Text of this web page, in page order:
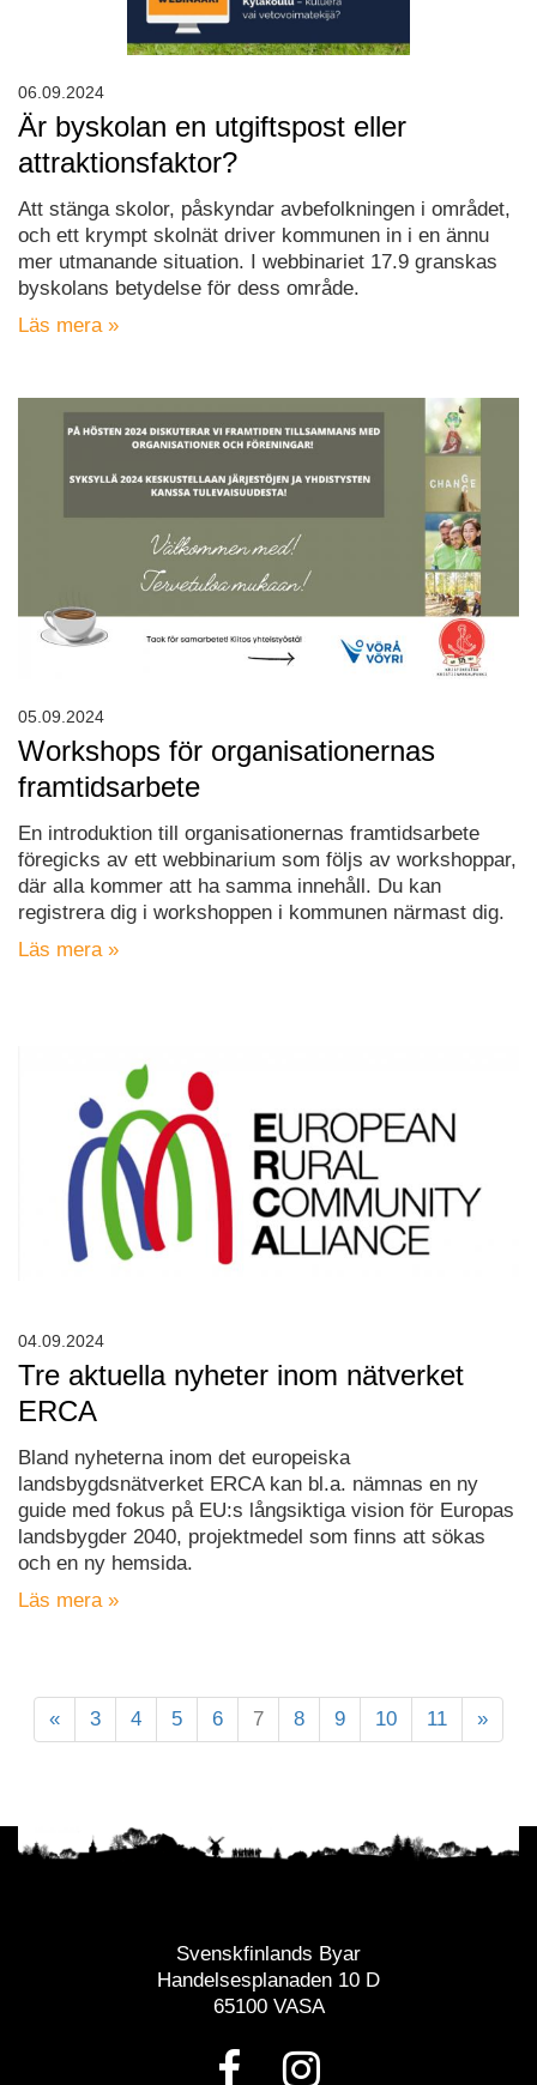
Är byskolan en utgiftspost eller
attraktionsfaktor?
Att stänga skolor, påskyndar avbefolkningen i området,
och ett krympt skolnät driver kommunen in i en ännu
mer utmanande situation. I webbinariet 17.9 granskas
byskolans betydelse för dess område.
Läs mera »
06.09.2024
Workshops för organisationernas
framtidsarbete
En introduktion till organisationernas framtidsarbete
föregicks av ett webbinarium som följs av workshoppar,
där alla kommer att ha samma innehåll. Du kan
registrera dig i workshoppen i kommunen närmast dig.
Läs mera »
05.09.2024
Tre aktuella nyheter inom nätverket
ERCA
Bland nyheterna inom det europeiska
landsbygdsnätverket ERCA kan bl.a. nämnas en ny
guide med fokus på EU:s långsiktiga vision för Europas
landsbygder 2040, projektmedel som finns att sökas
och en ny hemsida.
Läs mera »
04.09.2024
« 3 4 5 6 7 8 9 10 11 »
Svenskfinlands Byar
Handelsesplanaden 10 D
65100 VASA